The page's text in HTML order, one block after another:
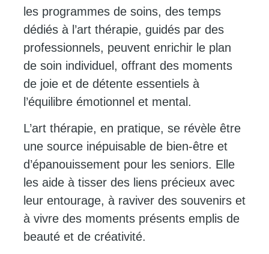
les programmes de soins, des temps
dédiés à l’art thérapie, guidés par des
professionnels, peuvent enrichir le plan
de soin individuel, offrant des moments
de joie et de détente essentiels à
l’équilibre émotionnel et mental.
L’art thérapie, en pratique, se révèle être
une source inépuisable de bien-être et
d’épanouissement pour les seniors. Elle
les aide à tisser des liens précieux avec
leur entourage, à raviver des souvenirs et
à vivre des moments présents emplis de
beauté et de créativité.